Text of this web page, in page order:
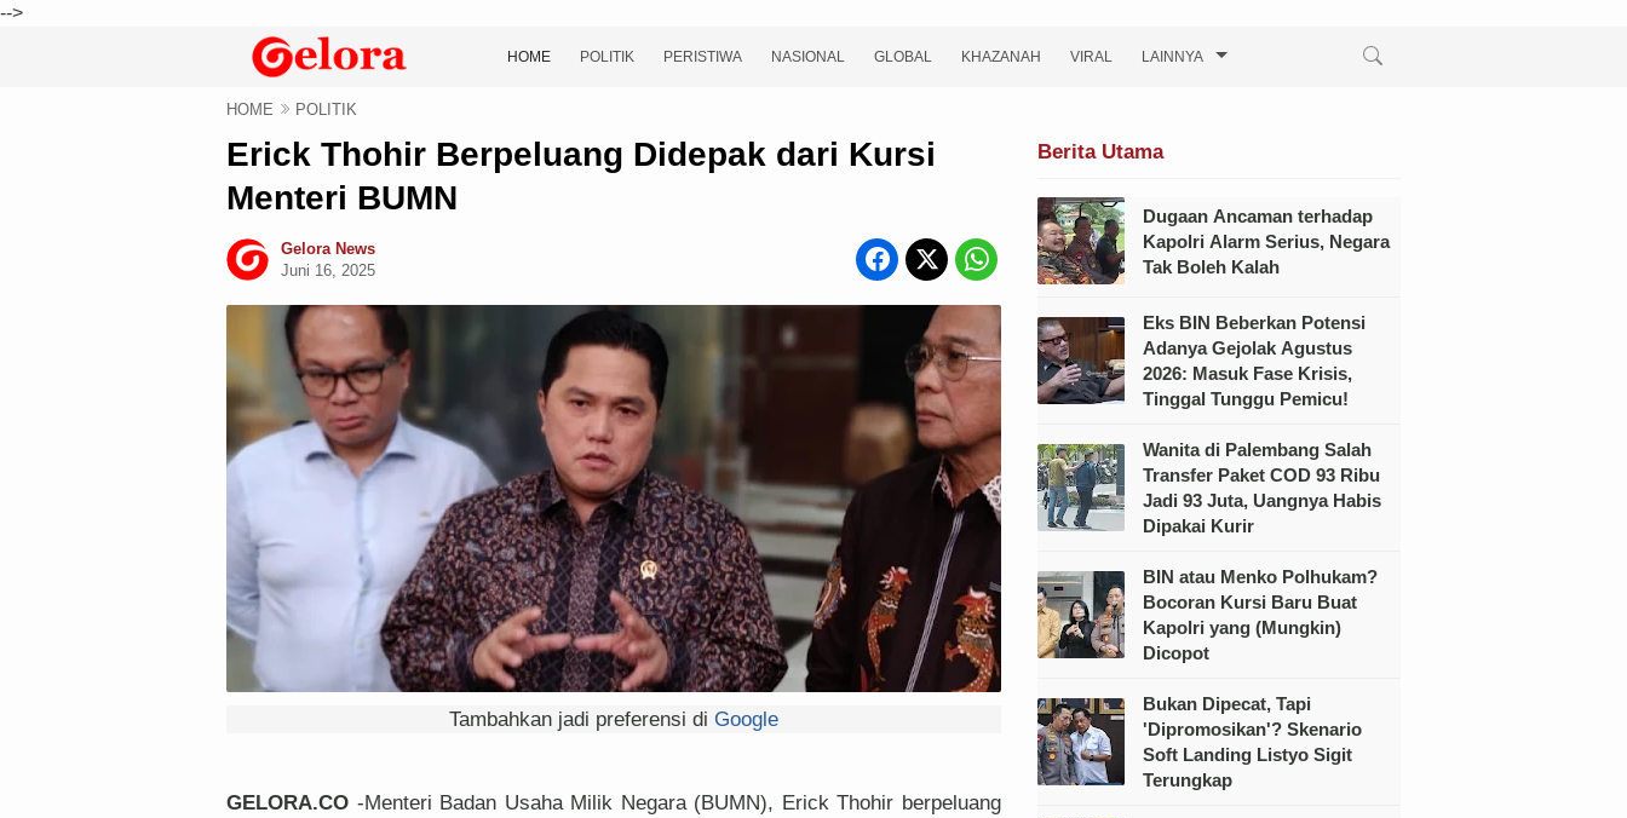
-->
HOME POLITIK PERISTIWA NASIONAL GLOBAL KHAZANAH VIRAL LAINNYA
HOME POLITIK
Erick Thohir Berpeluang Didepak dari Kursi
Menteri BUMN
Gelora News
Juni 16, 2025
Tambahkan jadi preferensi di Google
GELORA.CO -Menteri Badan Usaha Milik Negara (BUMN), Erick Thohir berpeluang
Berita Utama
Dugaan Ancaman terhadap
Kapolri Alarm Serius, Negara
Tak Boleh Kalah
Eks BIN Beberkan Potensi
Adanya Gejolak Agustus
2026: Masuk Fase Krisis,
Tinggal Tunggu Pemicu!
Wanita di Palembang Salah
Transfer Paket COD 93 Ribu
Jadi 93 Juta, Uangnya Habis
Dipakai Kurir
BIN atau Menko Polhukam?
Bocoran Kursi Baru Buat
Kapolri yang (Mungkin)
Dicopot
Bukan Dipecat, Tapi
'Dipromosikan'? Skenario
Soft Landing Listyo Sigit
Terungkap